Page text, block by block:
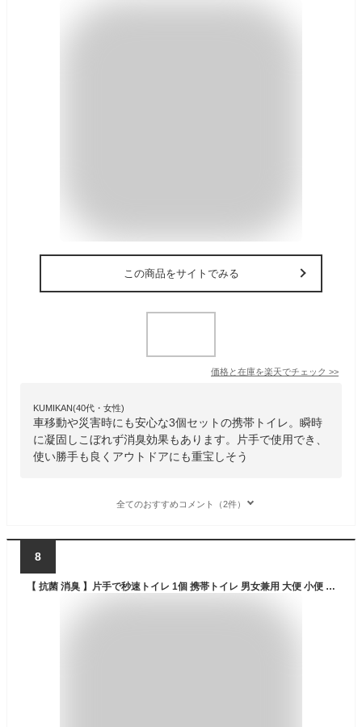
この商品をサイトでみる
価格と在庫を楽天でチェック >>
KUMIKAN(40代・女性)
車移動や災害時にも安心な3個セットの携帯トイレ。瞬時
に凝固しこぼれず消臭効果もあります。片手で使用でき、
使い勝手も良くアウトドアにも重宝しそう
全てのおすすめコメント（2件）
8
【 抗菌 消臭 】片手で秒速トイレ 1個 携帯トイレ 男女兼用 大便 小便 利用可能 日本製